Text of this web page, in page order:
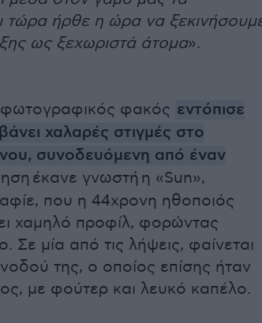
τώρα ήρθε η ώρα να
ως ξεχωριστά άτομα».
φακός εντόπισε
χαλαρές στιγμές στο
συνοδευόμενη από έναν
έκανε γνωστή η «Sun»,
που η 44χρονη ηθοποιός
χαμηλό προφίλ, φορώντας
Σε μία από τις λήψεις, φαίνεται
της, ο οποίος επίσης ήταν
με φούτερ και λευκό καπέλο.